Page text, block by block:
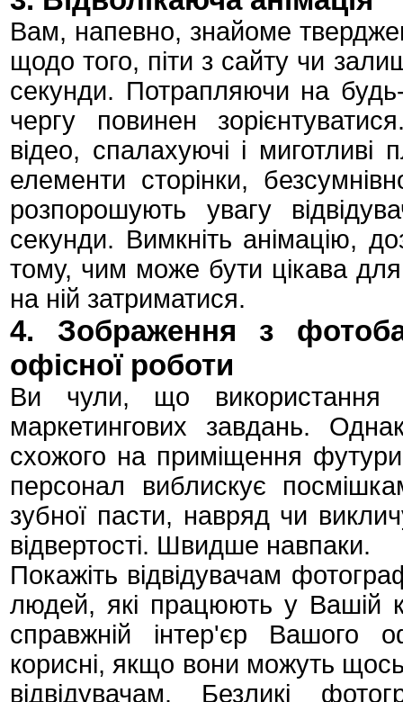
Вам, напевно, знайоме
щодо того, піти з сайту чи
секунди. Потрапляючи на
чергу повинен
відео, спалахуючі і миготливі
елементи сторінки,
розпорошують увагу
секунди. Вимкніть анімацію,
тому, чим може бути цікава
на ній затриматися.
4. Зображення з
офісної роботи
Ви чули, що використання
маркетингових завдань.
схожого на приміщення
персонал виблискує
зубної пасти, навряд чи
відвертості. Швидше навпаки.
Покажіть відвідувачам
людей, які працюють у Вашій
справжній інтер'єр Вашого
корисні, якщо вони можуть
відвідувачам. Безликі